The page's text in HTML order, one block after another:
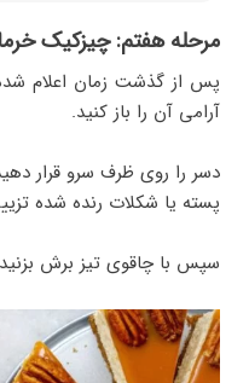
مرحله هفتم: چیزکیک
پس از گذشت زمان اعلام
آرامی آن را باز کنید.
دسر را روی ظرف سرو قرار
پسته یا شکلات رنده‌ شده
سپس با چاقوی تیز برش